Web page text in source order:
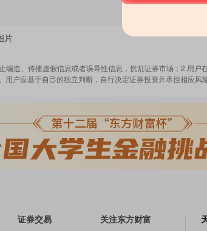
片
编造、传播虚假信息或者误导性信息，扰乱证券市场；2.用
户应基于自己的独立判断，自行决定证券投资并承担相应风险
证券交易 关注东方财富